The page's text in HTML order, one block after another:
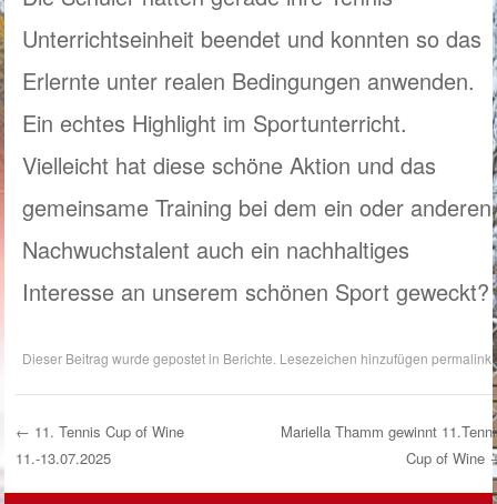
Unterrichtseinheit beendet und konnten so das
Erlernte unter realen Bedingungen anwenden.
Ein echtes Highlight im Sportunterricht.
Vielleicht hat diese schöne Aktion und das
gemeinsame Training bei dem ein oder anderen
Nachwuchstalent auch ein nachhaltiges
Interesse an unserem schönen Sport geweckt?
Dieser Beitrag wurde gepostet in Berichte . Lesezeichen hinzufügenpermalink.
Post Navigation
← 11. Tennis Cup of Wine
11.-13.07.2025
Mariella Thamm gewinnt
Cup of Wine